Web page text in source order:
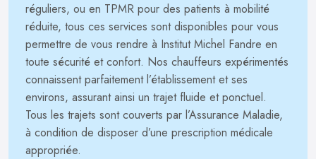
réguliers, ou en TPMR pour des patients à mobilité
réduite, tous ces services sont disponibles pour vous
permettre de vous rendre à Institut Michel Fandre en
toute sécurité et confort. Nos chauffeurs expérimentés
connaissent parfaitement l’établissement et ses
environs, assurant ainsi un trajet fluide et ponctuel.
Tous les trajets sont couverts par l’Assurance Maladie,
à condition de disposer d’une prescription médicale
appropriée.